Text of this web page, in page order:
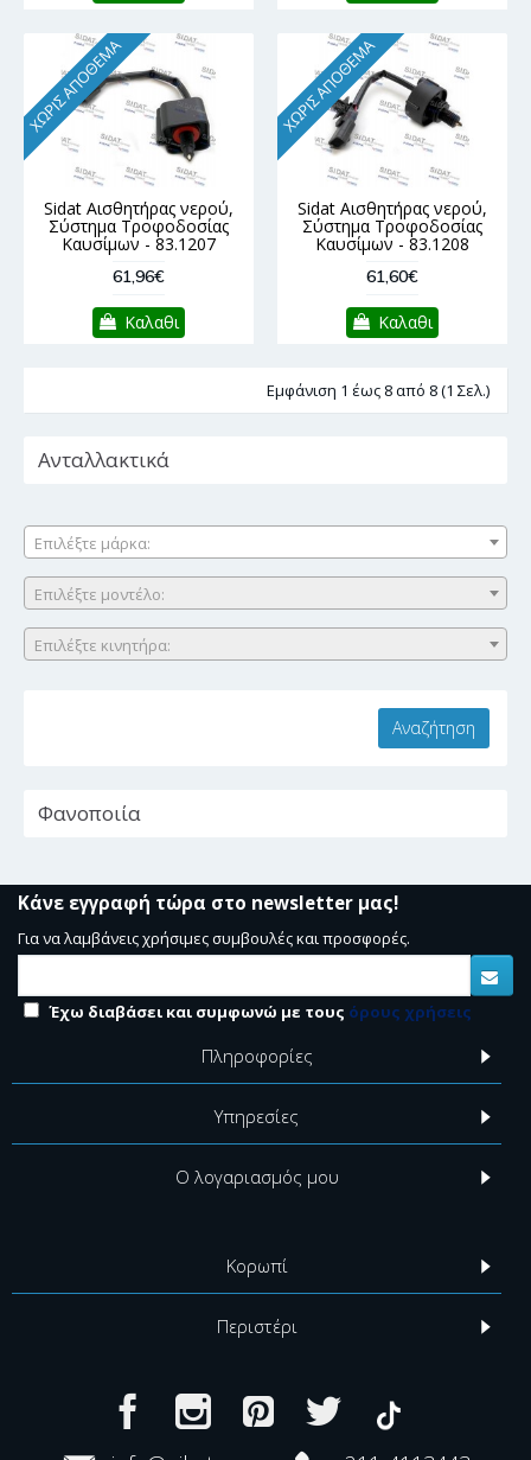
ΧΩΡΊΣ ΑΠΌΘΕΜΑ
Sidat Αισθητήρας νερού,
Σύστημα Τροφοδοσίας
Καυσίμων - 83.1207
61,96€
Καλαθι
ΧΩΡΊΣ ΑΠΌΘΕΜΑ
Sidat Αισθητήρας νερού,
Σύστημα Τροφοδοσίας
Καυσίμων - 83.1208
61,60€
Καλαθι
Εμφάνιση 1 έως 8 από 8 (1 Σελ.)
Ανταλλακτικά
Επιλέξτε μάρκα:
Επιλέξτε μοντέλο:
Επιλέξτε κινητήρα:
Φανοποιία
Κάνε εγγραφή τώρα στο newsletter μας!
Για να λαμβάνεις χρήσιμες συμβουλές και προσφορές.
Έχω διαβάσει και συμφωνώ με τους όρους χρήσεις
Πληροφορίες
Υπηρεσίες
Ο λογαριασμός μου
Κορωπί
Περιστέρι